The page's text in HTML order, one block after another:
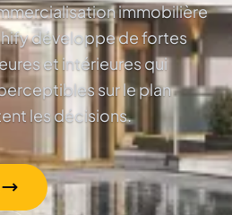
immobilière
développe de fortes
et intérieures qui
sur le plan
les décisions.